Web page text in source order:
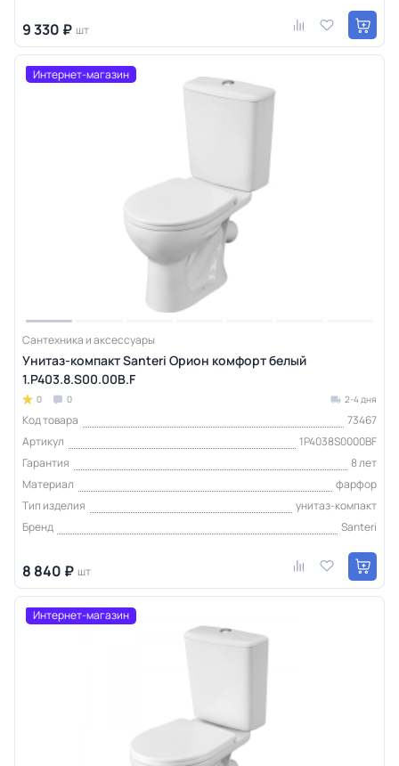
9 330 ₽ шт
Интернет-магазин
Сантехника и аксессуары
Унитаз-компакт Santeri Орион комфорт белый
1.P403.8.S00.00B.F
0 0 2-4 дня
Код товара
73467
Артикул
1P4038S0000BF
Гарантия
8 лет
Материал
фарфор
Тип изделия
унитаз-компакт
Бренд
Santeri
8 840 ₽ шт
Интернет-магазин